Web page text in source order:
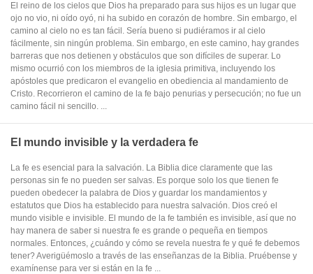
El reino de los cielos que Dios ha preparado para sus hijos es un lugar que
ojo no vio, ni oído oyó, ni ha subido en corazón de hombre. Sin embargo, el
camino al cielo no es tan fácil. Sería bueno si pudiéramos ir al cielo
fácilmente, sin ningún problema. Sin embargo, en este camino, hay grandes
barreras que nos detienen y obstáculos que son difíciles de superar. Lo
mismo ocurrió con los miembros de la iglesia primitiva, incluyendo los
apóstoles que predicaron el evangelio en obediencia al mandamiento de
Cristo. Recorrieron el camino de la fe bajo penurias y persecución; no fue un
camino fácil ni sencillo. ...
El mundo invisible y la verdadera fe
La fe es esencial para la salvación. La Biblia dice claramente que las
personas sin fe no pueden ser salvas. Es porque solo los que tienen fe
pueden obedecer la palabra de Dios y guardar los mandamientos y
estatutos que Dios ha establecido para nuestra salvación. Dios creó el
mundo visible e invisible. El mundo de la fe también es invisible, así que no
hay manera de saber si nuestra fe es grande o pequeña en tiempos
normales. Entonces, ¿cuándo y cómo se revela nuestra fe y qué fe debemos
tener? Averigüémoslo a través de las enseñanzas de la Biblia. Pruébense y
examínense para ver si están en la fe ...